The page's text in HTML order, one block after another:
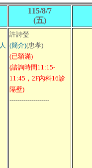
115/8/7
(五)
許詩瑩
(簡介)(忠孝)
(已額滿)
(諮詢時間11:15-
11:45，2F內科16診
隔壁)
--------------------